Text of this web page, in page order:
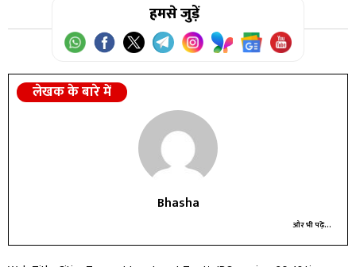
हमसे जुड़ें
लेखक के बारे में
Bhasha
और भी पढ़ें...